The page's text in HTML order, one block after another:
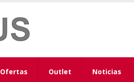
Ofertas Outlet Noticias